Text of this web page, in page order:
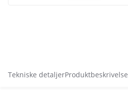
Tekniske detaljerProduktbeskrivelse